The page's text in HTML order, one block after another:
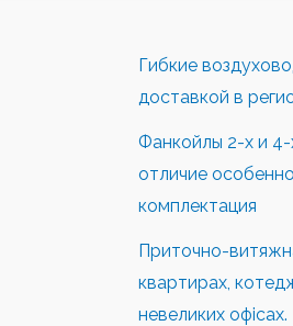
Гибкие
доставкой в
Фанкойлы 2-х и
отличие
комплектация
Приточно-
квартирах,
невеликих офісах.